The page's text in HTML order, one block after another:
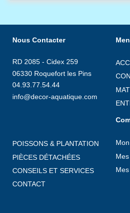
Nous Contacter
RD 2085 - Cidex 259
06330 Roquefort les Pins
04.93.77.54.44
info@decor-aquatique.com
POISSONS & PLANTATION
PIÈCES DÉTACHÉES
CONSEILS ET SERVICES
CONTACT